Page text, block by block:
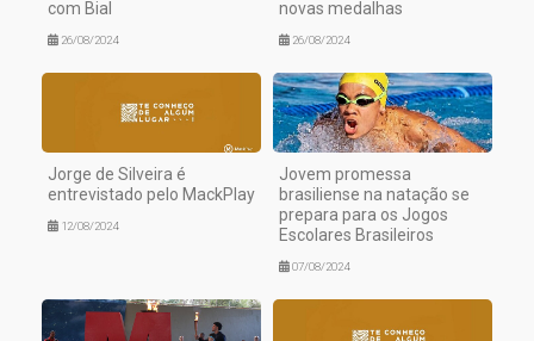
com Bial
26/08/2024
novas medalhas
26/08/2024
Jorge de Silveira é
entrevistado pelo MackPlay
12/08/2024
Jovem promessa
brasiliense na natação se
prepara para os Jogos
Escolares Brasileiros
07/08/2024